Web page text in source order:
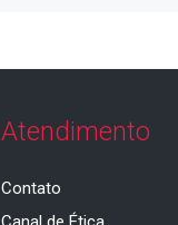
Atendimento
Contato